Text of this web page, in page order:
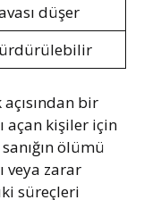
düşer
bir
açan kişiler için
ölümü
veya zarar
süreçleri